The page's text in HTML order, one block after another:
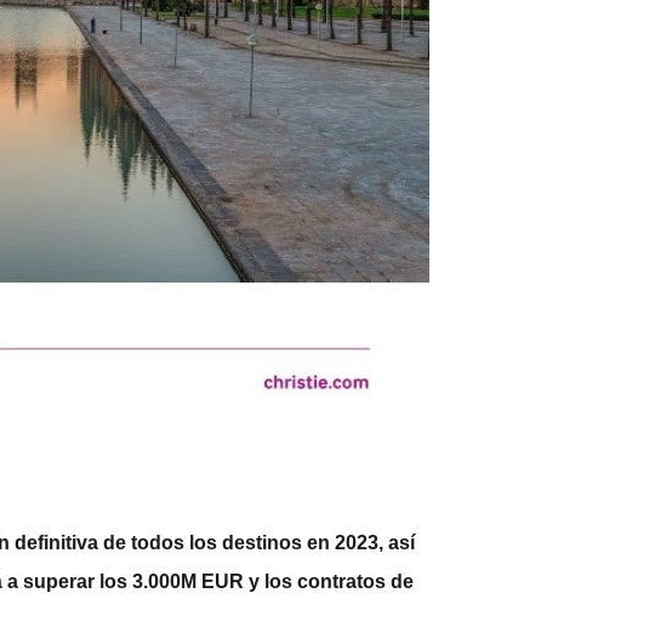
definitiva de todos los destinos en 2023, así
superar los 3.000M EUR y los contratos de